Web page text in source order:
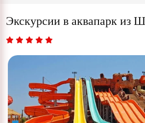
Экскурсии в аквапарк из